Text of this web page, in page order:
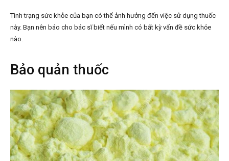
Tình trạng sức khỏe của bạn có thể ảnh hưởng đến việc sử dụng thuốc
này. Bạn nên báo cho bác sĩ biết nếu mình có bất kỳ vấn đề sức khỏe
nào.
Bảo quản thuốc